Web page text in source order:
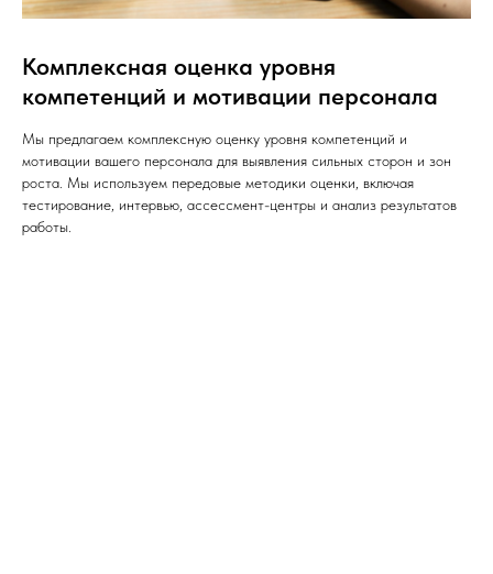
Комплексная оценка уровня
компетенций и мотивации персонала
Мы предлагаем комплексную оценку уровня компетенций и
мотивации вашего персонала для выявления сильных сторон и зон
роста. Мы используем передовые методики оценки, включая
тестирование, интервью, ассессмент-центры и анализ результатов
работы.